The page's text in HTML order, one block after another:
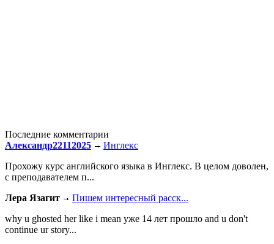
Последние комментарии
Александр22112025
Инглекс
Прохожу курс английского языка в Инглекс. В целом доволен,
с преподавателем п...
Лера Язагит
Пишем интересный расск...
why u ghosted her like i mean уже 14 лет прошло and u don't
continue ur story...